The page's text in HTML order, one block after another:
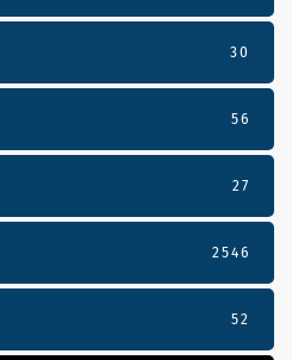
30
56
27
2546
52